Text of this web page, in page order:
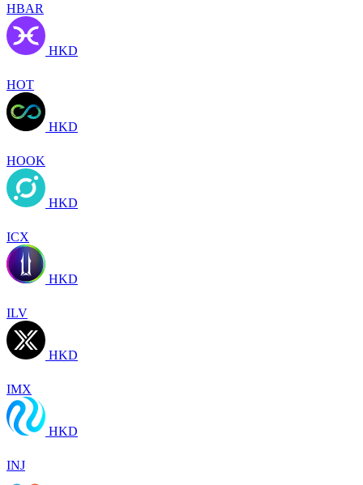
HBAR
HKD
HOT
HKD
HOOK
HKD
ICX
HKD
ILV
HKD
IMX
HKD
INJ